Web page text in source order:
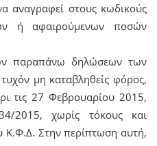
αναγραφεί στους κωδικούς
ή αφαιρούμενων ποσών
παραπάνω δηλώσεων των
μη καταβληθείς φόρος,
τις 27 Φεβρουαρίου 2015,
2015, χωρίς τόκους και
Κ.Φ.Δ. Στην περίπτωση αυτή,